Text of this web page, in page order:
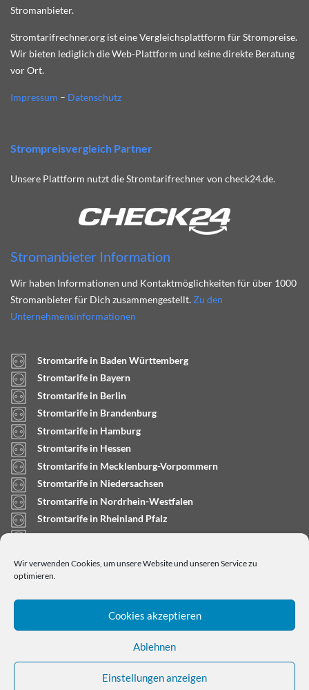
Wir verwenden Cookies, um unsere Website und unseren Service zu
optimieren.
Cookies akzeptieren
Ablehnen
Einstellungen anzeigen
Stromanbieter.
Stromtarifrechner.org ist eine Vergleichsplattform für Strompreise.
Wir bieten lediglich die Web-Plattform und keine direkte Beratung
vor Ort.
Impressum – Datenschutz
Strompreisvergleich Partner
Unsere Plattform nutzt die Stromtarifrechner von check24.de.
Stromanbieter Information
Wir haben Informationen und Kontaktmöglichkeiten für über 1000
Stromanbieter für Dich zusammengestellt. Zu den
Unternehmensinformationen
Stromtarife in Baden Württemberg
Stromtarife in Bayern
Stromtarife in Berlin
Stromtarife in Brandenburg
Stromtarife in Hamburg
Stromtarife in Hessen
Stromtarife in Mecklenburg-Vorpommern
Stromtarife in Niedersachsen
Stromtarife in Nordrhein-Westfalen
Stromtarife in Rheinland Pfalz
Stromtarife in Saarland
Stromtarife in Schleswig-Holstein
Copyright © 2024stromtarifrechner.org